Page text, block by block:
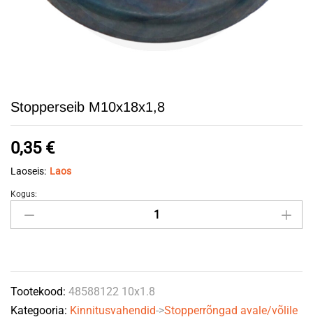
Stopperseib M10x18x1,8
0,35 €
Laoseis: Laos
Stopperseib
M10x18x1,8
Kogus:
Tootekood: 48588122 10x1.8
Kategooria: Kinnitusvahendid->Stopperrõngad avale/võlile